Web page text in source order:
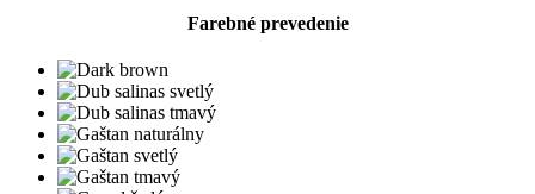
Farebné prevedenie